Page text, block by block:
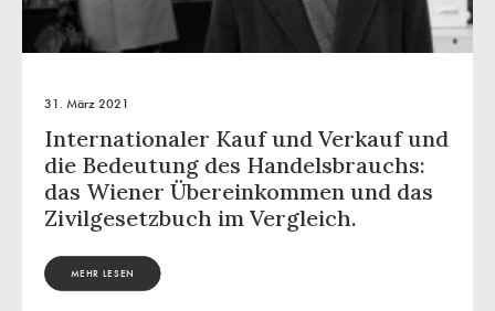
31. März 2021
Internationaler Kauf und Verkauf und
die Bedeutung des Handelsbrauchs:
das Wiener Übereinkommen und das
Zivilgesetzbuch im Vergleich.
MEHR LESEN